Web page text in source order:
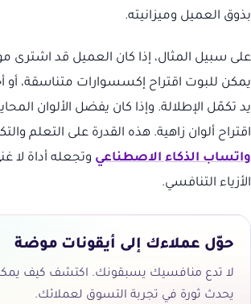
بذوق العميل وميزانيته.
على سبيل المثال، إذا كان العميل قد اشترى
يمكن للبوت اقتراح إكسسوارات متناسقة، أو
يد تكمّل الإطلالة. وإذا كان يفضل الألوان
اقتراح ألوان زاهية. هذه القدرة على التعلم
واتساب الذكاء الاصطناعي وتجعله أداة لا
الأزياء التنافسي.
حوّل عملاءك إلى أيقونات موضة
يحدث ثورة في تجربة التسوق لعملائك.